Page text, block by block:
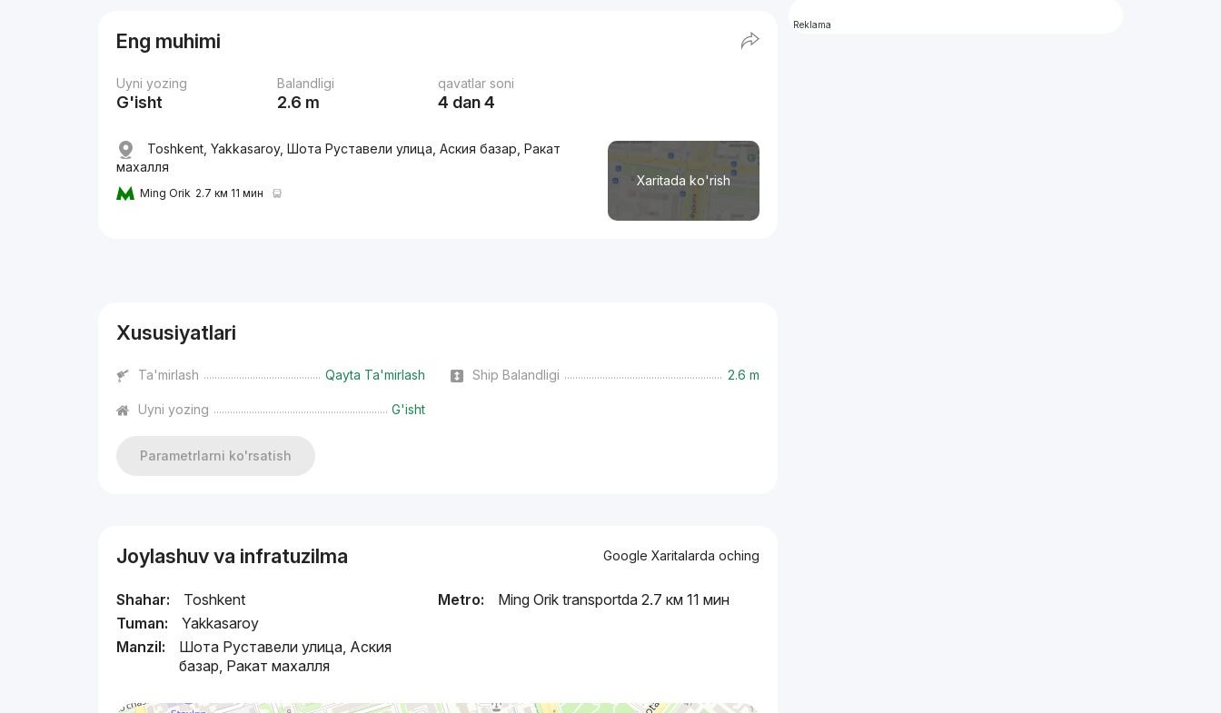
Eng muhimi
Uyni yozing
G'isht
Balandligi
2.6 m
qavatlar soni
4 dan 4
Xaritada ko'rish
Toshkent, Yakkasaroy, Шота Руставели улица, Аския базар, Ракат
махалля
Ming Orik 2.7 км 11 мин
Xususiyatlari
Ta'mirlash Qayta Ta'mirlash Ship Balandligi 2.6 m
Uyni yozing G'isht
Parametrlarni ko'rsatish
Joylashuv va infratuzilma Google Xaritalarda oching
Shahar:
Toshkent
Tuman:
Yakkasaroy
Manzil:
Шота Руставели улица, Аския
базар, Ракат махалля
Metro: Ming Orik transportda 2.7 км 11 мин
Reklama